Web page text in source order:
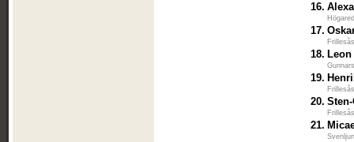
16.
17.
18.
19.
20.
21.